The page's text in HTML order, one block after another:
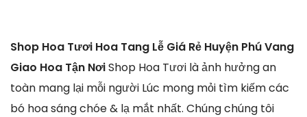
Shop Hoa Tươi Hoa Tang Lễ Giá Rẻ Huyện Phú Vang
Giao Hoa Tận NơiShop Hoa Tươi là ảnh hưởng an
toàn mang lại mỗi người Lúc mong mỏi tìm kiếm các
bó hoa sáng chóe & lạ mắt nhất. Chúng chúng tôi